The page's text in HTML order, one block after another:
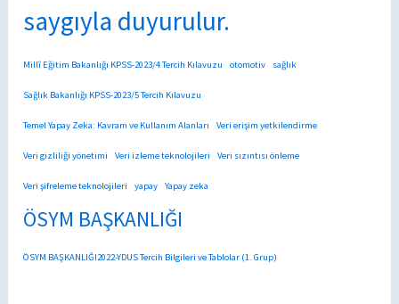
saygıyla duyurulur.
Millî Eğitim Bakanlığı KPSS-2023/4 Tercih Kılavuzu otomotiv sağlık
Sağlık Bakanlığı KPSS-2023/5 Tercih Kılavuzu
Temel Yapay Zeka: Kavram ve Kullanım Alanları Veri erişim yetkilendirme
Veri gizliliği yönetimi Veri izleme teknolojileri Veri sızıntısı önleme
Veri şifreleme teknolojileri yapay Yapay zeka
ÖSYM BAŞKANLIĞI
ÖSYM BAŞKANLIĞI2022-YDUS Tercih Bilgileri ve Tablolar (1. Grup)